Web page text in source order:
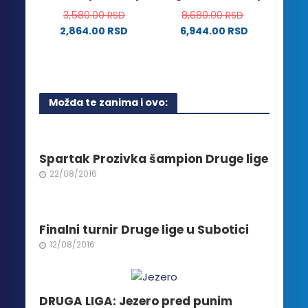
proizvoda.
3,580.00RSD
2,864.00 RSD
više
varijanti.
biti
izabrane
8,680.00RSD
6,944.00 RSD
Možda te zanima i ovo:
Spartak Prozivka šampion Druge lige
22/08/2016
Finalni turnir Druge lige u Subotici
12/08/2016
DRUGA LIGA: Jezero pred punim